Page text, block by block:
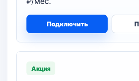
Подключить
Акция